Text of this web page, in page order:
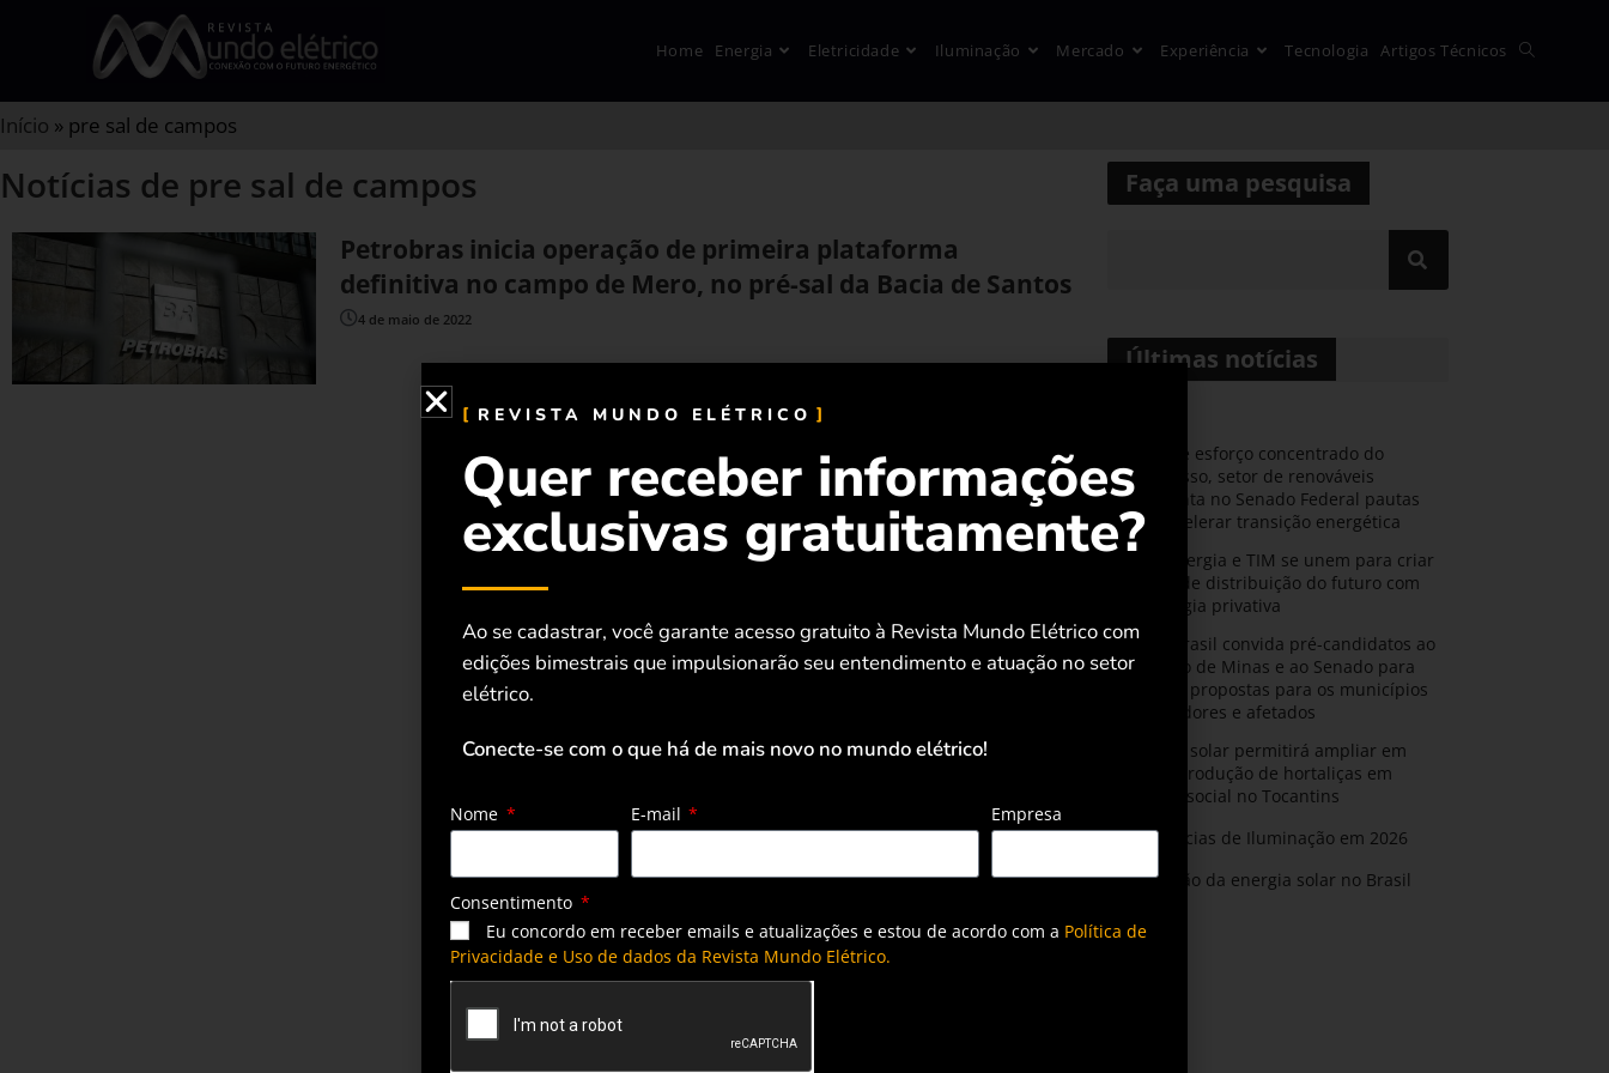
Home Energia Eletricidade Iluminação Mercado Experiência Tecnologia Artigos Técnicos
Início » pre sal de campos
Notícias de pre sal de campos
Petrobras inicia operação de primeira plataforma
definitiva no campo de Mero, no pré-sal da Bacia de Santos
4 de maio de 2022
Faça uma pesquisa
Últimas notícias
Durante esforço concentrado do
Congresso, setor de renováveis
apresenta no Senado Federal pautas
para acelerar transição energética
CPFL Energia e TIM se unem para criar
a rede de distribuição do futuro com
tecnologia privativa
AMIG Brasil convida pré-candidatos ao
Governo de Minas e ao Senado para
discutir propostas para os municípios
mineradores e afetados
Energia solar permitirá ampliar em
25% a produção de hortaliças em
projeto social no Tocantins
Tendências de Iluminação em 2026
Expansão da energia solar no Brasil
REVISTA MUNDO ELÉTRICO
Quer receber informações
exclusivas gratuitamente?
Ao se cadastrar, você garante acesso gratuito à Revista Mundo Elétrico com
edições bimestrais que impulsionarão seu entendimento e atuação no setor
elétrico.
Conecte-se com o que há de mais novo no mundo elétrico!
Nome E-mail Empresa
Consentimento
Eu concordo em receber emails e atualizações e estou de acordo com a Política de
Privacidade e Uso de dados da Revista Mundo Elétrico.